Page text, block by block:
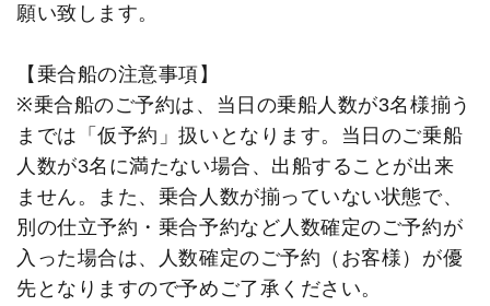
願い致します。
【乗合船の注意事項】
※乗合船のご予約は、当日の乗船人数が3名様揃う
までは「仮予約」扱いとなります。当日のご乗船
人数が3名に満たない場合、出船することが出来
ません。また、乗合人数が揃っていない状態で、
別の仕立予約・乗合予約など人数確定のご予約が
入った場合は、人数確定のご予約（お客様）が優
先となりますので予めご了承ください。